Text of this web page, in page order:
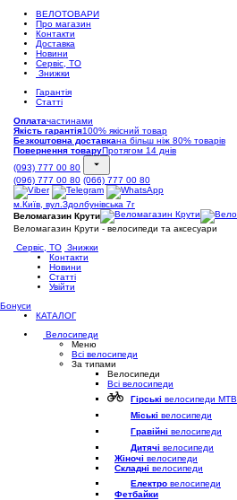
ВЕЛОТОВАРИ
Про магазин
Контакти
Доставка
Новини
Сервіс, ТО
Знижки
Гарантія
Статті
Оплатачастинами
Якість гарантія100% якісний товар
Безкоштовна доставкана більш ніж 80% товарів
Повернення товаруПротягом 14 днів
(093) 777 00 80
(096) 777 00 80 (066) 777 00 80
м.Київ, вул.Здолбунівська 7г
Веломагазин Крути
Веломагазин Крути - велосипеди та аксесуари
Сервіс, ТО Знижки
Контакти
Новини
Статті
Увійти
Бонуси
КАТАЛОГ
Велосипеди
Меню
Всі велосипеди
За типами
Велосипеди
Всі велосипеди
Гірські велосипеди MTB
Міські велосипеди
Гравійні велосипеди
Дитячі велосипеди
Жіночі велосипеди
Складні велосипеди
Електро велосипеди
Фетбайки